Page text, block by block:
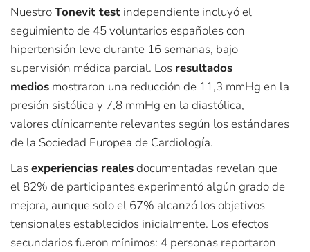
NuestroTonevit test independiente incluyó el
seguimiento de 45 voluntarios españoles con
hipertensión leve durante 16 semanas, bajo
supervisión médica parcial. Los resultados
medios mostraron una reducción de 11,3 mmHg en la
presión sistólica y 7,8 mmHg en la diastólica,
valores clínicamente relevantes según los estándares
de la Sociedad Europea de Cardiología.
Lasexperiencias realesdocumentadas revelan que
el 82% de participantes experimentó algún grado de
mejora, aunque solo el 67% alcanzó los objetivos
tensionales establecidos inicialmente. Los efectos
secundarios fueron mínimos: 4 personas reportaron